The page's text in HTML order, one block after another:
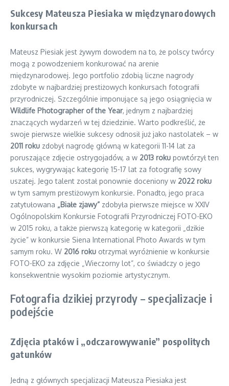
Sukcesy Mateusza Piesiaka w międzynarodowych
konkursach
Mateusz Piesiak jest żywym dowodem na to, że polscy twórcy
mogą z powodzeniem konkurować na arenie
międzynarodowej. Jego portfolio zdobią liczne nagrody
zdobyte w najbardziej prestiżowych konkursach fotografii
przyrodniczej. Szczególnie imponujące są jego osiągnięcia w
Wildlife Photographer of the Year, jednym z najbardziej
znaczących wydarzeń w tej dziedzinie. Warto podkreślić, że
swoje pierwsze wielkie sukcesy odnosił już jako nastolatek – w
2011 roku zdobył nagrodę główną w kategorii 11-14 lat za
poruszające zdjęcie ostrygojadów, a w 2013 roku powtórzył ten
sukces, wygrywając kategorię 15-17 lat za fotografię sowy
uszatej. Jego talent został ponownie doceniony w 2022 roku
w tym samym prestiżowym konkursie. Ponadto, jego praca
zatytułowana „Białe zjawy” zdobyła pierwsze miejsce w XXIV
Ogólnopolskim Konkursie Fotografii Przyrodniczej FOTO-EKO
w 2015 roku, a także pierwszą kategorię w kategorii „dzikie
życie” w konkursie Siena International Photo Awards w tym
samym roku. W 2016 roku otrzymał wyróżnienie w konkursie
FOTO-EKO za zdjęcie „Wieczorny lot”, co świadczy o jego
konsekwentnie wysokim poziomie artystycznym.
Fotografia dzikiej przyrody – specjalizacje i
podejście
Zdjęcia ptaków i „odczarowywanie” pospolitych
gatunków
Jedną z głównych specjalizacji Mateusza Piesiaka jest